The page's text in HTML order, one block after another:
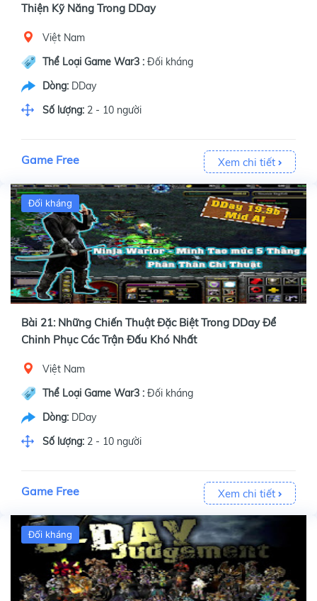
Thiện Kỹ Năng Trong DDay
Việt Nam
Thể Loại Game War3 : Đối kháng
Dòng: DDay
Số lượng: 2 - 10 người
Game Free Xem chi tiết
Đối kháng
Bài 21: Những Chiến Thuật Đặc Biệt Trong DDay Để
Chinh Phục Các Trận Đấu Khó Nhất
Việt Nam
Thể Loại Game War3 : Đối kháng
Dòng: DDay
Số lượng: 2 - 10 người
Game Free Xem chi tiết
Đối kháng